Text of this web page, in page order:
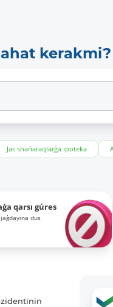
kerakmi?
Jas shańaraqlarǵa ipoteka
qarsı gúres
dus